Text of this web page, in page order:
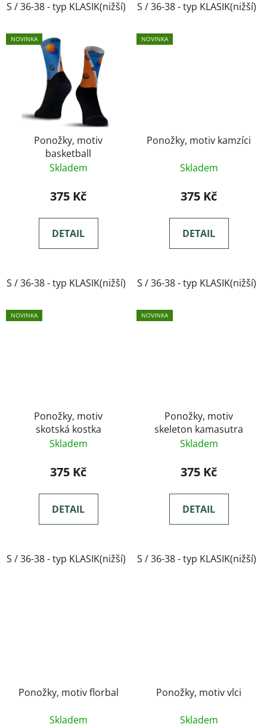
S / 36-38 - typ KLASIK(nižší) M / 39-41- typ KLASIK(nižší)
S / 36-38 - typ KLASIK(nižší)
NOVINKA
Ponožky, motiv
basketball
Skladem
375 Kč
DETAIL
S / 36-38 - typ KLASIK(nižší) M / 39-41- typ KLASIK(nižší)
NOVINKA
Ponožky, motiv kamzíci
Skladem
375 Kč
DETAIL
S / 36-38 - typ KLASIK(nižší)
NOVINKA
Ponožky, motiv
skotská kostka
Skladem
375 Kč
DETAIL
S / 36-38 - typ KLASIK(nižší) M / 39-41- typ KLASIK(nižší)
NOVINKA
Ponožky, motiv
skeleton kamasutra
Skladem
375 Kč
DETAIL
S / 36-38 - typ KLASIK(nižší)
Ponožky, motiv florbal
Skladem
Ponožky, motiv vlci
Skladem